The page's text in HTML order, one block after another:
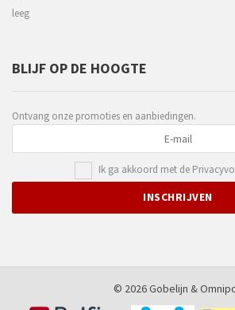
leeg
BLIJF OP DE HOOGTE
Ontvang onze promoties en aanbiedingen.
Ik ga akkoord met de
© 2026 Gobelijn &